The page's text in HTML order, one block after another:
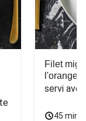
Filet
l'orange
servi
45